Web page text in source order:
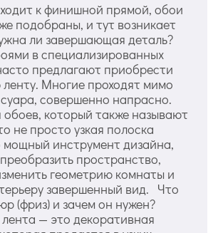
к финишной прямой, обои
подобраны, и тут возникает
ли завершающая деталь?
в специализированных
предлагают приобрести
Многие проходят мимо
совершенно напрасно.
который также называют
не просто узкая полоска
мощный инструмент дизайна,
пространство,
геометрию комнаты и
завершенный вид. Что
(фриз) и зачем он нужен?
— это декоративная